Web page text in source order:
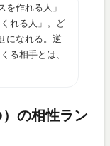
を作れる人」
れる人」。ど
になれる。逆
る相手とは、
の相性ラン